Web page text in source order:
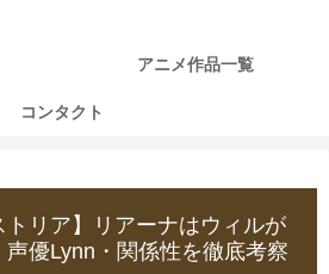
アニメ作品一覧
コンタクト
トリア】リアーナはウィルが
優Lynn・関係性を徹底考察